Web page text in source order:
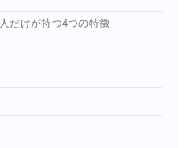
だけが持つ4つの特徴